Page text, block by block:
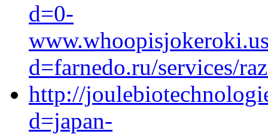
d=0-
d=farnedo.ru/services/
http://
d=japan-